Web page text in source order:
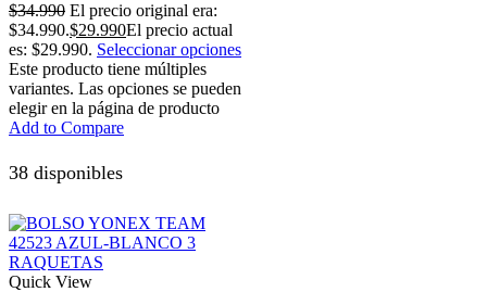
$34.990 El precio original era:
$34.990.$29.990El precio actual
es: $29.990. Seleccionar opciones
Este producto tiene múltiples
variantes. Las opciones se pueden
elegir en la página de producto
Add to Compare
38 disponibles
Quick View